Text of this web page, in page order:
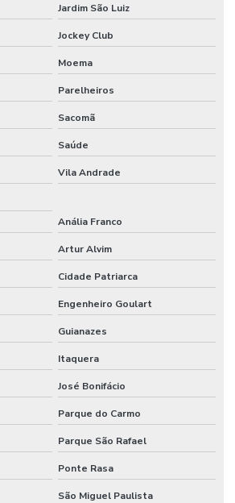
Jardim São Luiz
Jockey Club
Moema
Parelheiros
Sacomã
Saúde
Vila Andrade
Anália Franco
Artur Alvim
Cidade Patriarca
Engenheiro Goulart
Guianazes
Itaquera
José Bonifácio
Parque do Carmo
Parque São Rafael
Ponte Rasa
São Miguel Paulista